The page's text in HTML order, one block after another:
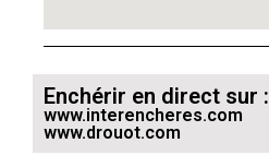
Enchérir en direct sur :
www.interencheres.com
www.drouot.com